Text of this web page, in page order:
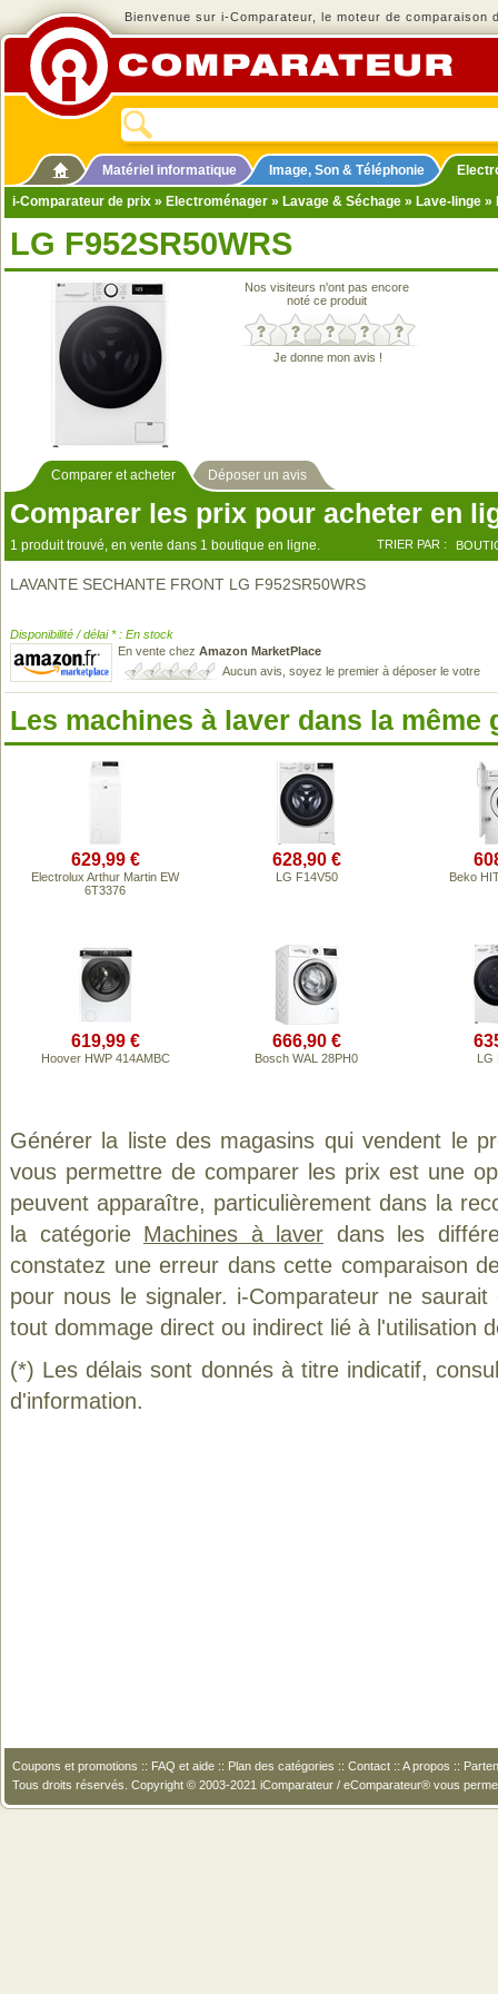
Bienvenue sur i-Comparateur, le moteur de comparaison
Matériel informatique Image, Son & Téléphonie
i-Comparateur de prix » Electroménager » Lavage & Séchage » Lave-linge »
LG F952SR50WRS
Nos visiteurs n'ont pas encore
noté ce produit
Je donne mon avis !
Comparer et acheter Déposer un avis
Comparer les prix pour acheter en
1 produit trouvé, en vente dans 1 boutique en ligne. TRIER PAR :
LAVANTE SECHANTE FRONT LG F952SR50WRS
Disponibilité / délai * : En stock
En vente chez Amazon MarketPlace
Aucun avis, soyez le premier à déposer le votre
Les machines à laver dans la même
629,99 €
Electrolux Arthur Martin EW
6T3376
628,90 €
LG F14V50 Beko
619,99 €
Hoover HWP 414AMBC
666,90 €
Bosch WAL 28PH0 LG
Générer la liste des magasins qui vendent le
vous permettre de comparer les prix est une
peuvent apparaître, particulièrement dans la
la catégorie Machines à laver dans les
constatez une erreur dans cette comparaison
pour nous le signaler. i-Comparateur ne
tout dommage direct ou indirect lié à l'utilisation
(*) Les délais sont donnés à titre indicatif,
d'information.
Coupons et promotions :: FAQ et aide :: Plan des catégories :: Contact :: A propos ::
Tous droits réservés. Copyright © 2003-2021 iComparateur / eComparateur® vous